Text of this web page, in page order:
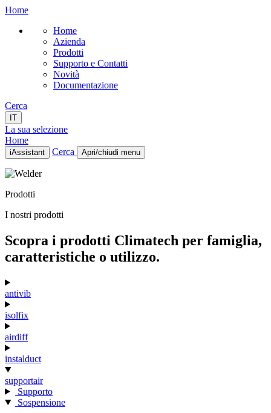
Home
Home
Azienda
Prodotti
Supporto e Contatti
Novità
Documentazione
Cerca
IT
La sua selezione
Home
iAssistant Cerca Apri/chiudi menu
Home
Prodotti
Novità
IT
Prodotti
I nostri prodotti
Scopra i prodotti Climatech per famiglia,
caratteristiche o utilizzo.
antivib
isolfix
airdiff
instalduct
supportair
Supporto
Sospensione